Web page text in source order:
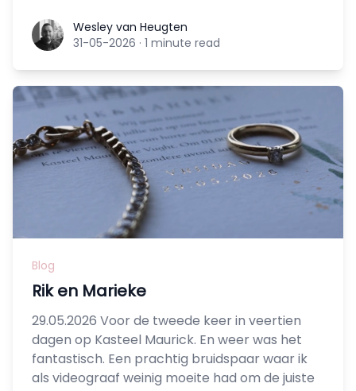
Wesley van Heugten
Wesley van Heugten
31-05-2026 · 1 minute read
Blog
Rik en Marieke
29.05.2026 Voor de tweede keer in veertien
dagen op Kasteel Maurick. En weer was het
fantastisch. Een prachtig bruidspaar waar ik
als videograaf weinig moeite had om de juiste